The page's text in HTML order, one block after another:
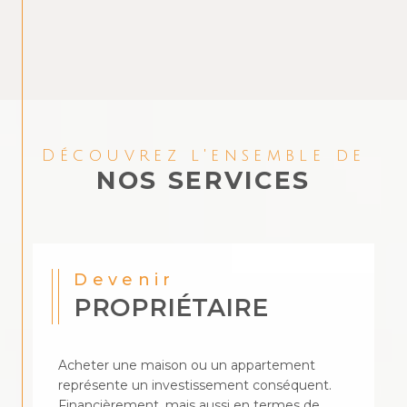
Découvrez l'ensemble de
NOS SERVICES
Devenir
PROPRIÉTAIRE
Acheter une maison ou un appartement
représente un investissement conséquent.